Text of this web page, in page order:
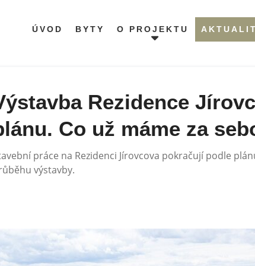
ÚVOD BYTY O PROJEKTU
Rezidence
Co už máme za
práce na Rezidenci Jírovcova pokračují podle
výstavby.